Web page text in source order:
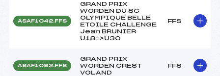
ASAF1042.FFS
GRAND PRIX
WORDEN DU SC
OLYMPIQUE BELLE
ETOILE CHALLENGE
Jean BRUNIER
U18=>U30
FFS
ASAF1092.FFS
GRAND PRIX
WORDEN CREST
VOLAND
FFS